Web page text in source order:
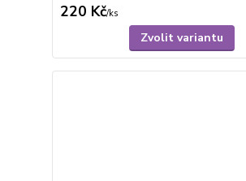
220 Kč/ks
Zvolit variantu